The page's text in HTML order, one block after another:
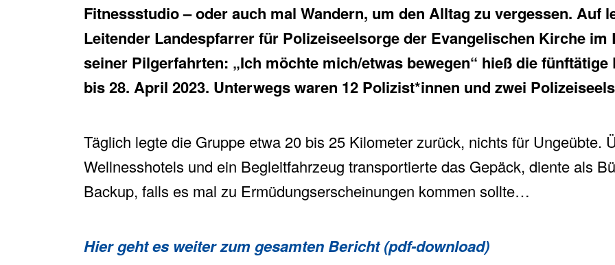
Fitnessstudio – oder auch mal Wandern, um den Alltag zu vergessen. Auf
Leitender Landespfarrer für Polizeiseelsorge der Evangelischen Kirche im
seiner Pilgerfahrten: „Ich möchte mich/etwas bewegen“ hieß die
bis 28. April 2023. Unterwegs waren 12 Polizist*innen und zwei
Täglich legte die Gruppe etwa 20 bis 25 Kilometer zurück, nichts für Ungeübte.
Wellnesshotels und ein Begleitfahrzeug transportierte das Gepäck, diente als
Backup, falls es mal zu Ermüdungserscheinungen kommen sollte…
Hier geht es weiter zum gesamten Bericht (pdf-download)